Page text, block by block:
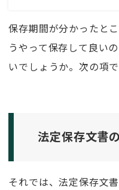
保存期間が分かったと
うやって保存して良い
いでしょうか。次の項
法定保存文書
それでは、法定保存文